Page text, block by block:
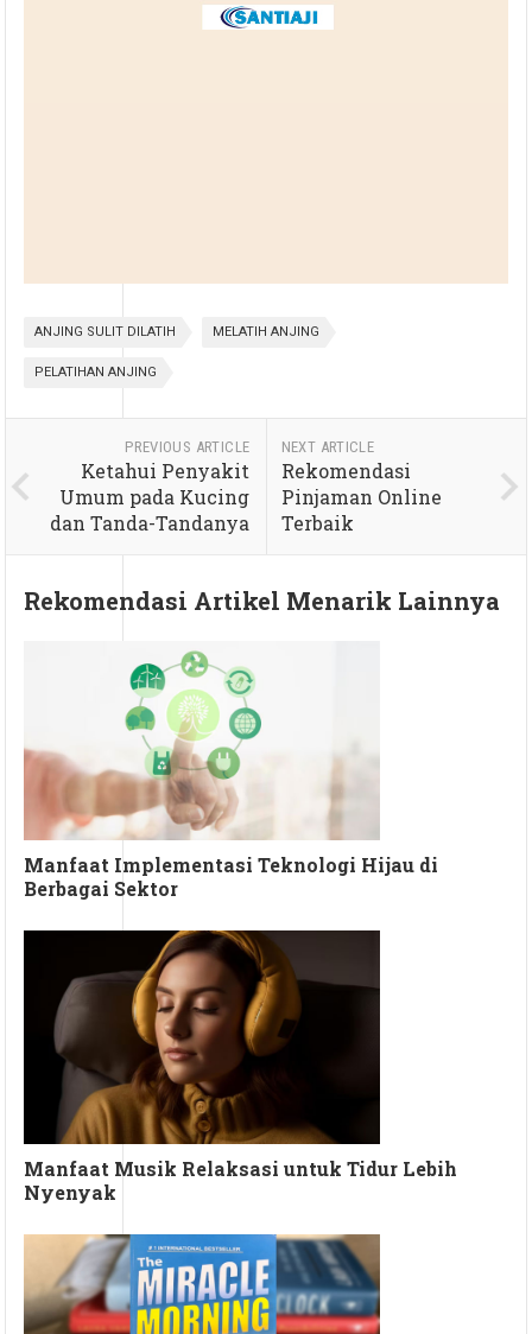
ANJING SULIT DILATIH MELATIH ANJING
PELATIHAN ANJING
PREVIOUS ARTICLE
Ketahui Penyakit
Umum pada Kucing
dan Tanda-Tandanya
NEXT ARTICLE
Rekomendasi
Pinjaman Online
Terbaik
Rekomendasi Artikel Menarik Lainnya
Manfaat Implementasi Teknologi Hijau di
Berbagai Sektor
Manfaat Musik Relaksasi untuk Tidur Lebih
Nyenyak